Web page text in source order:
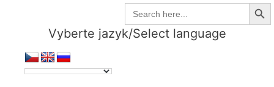
Search
for:
Search
Vyberte jazyk/Select language